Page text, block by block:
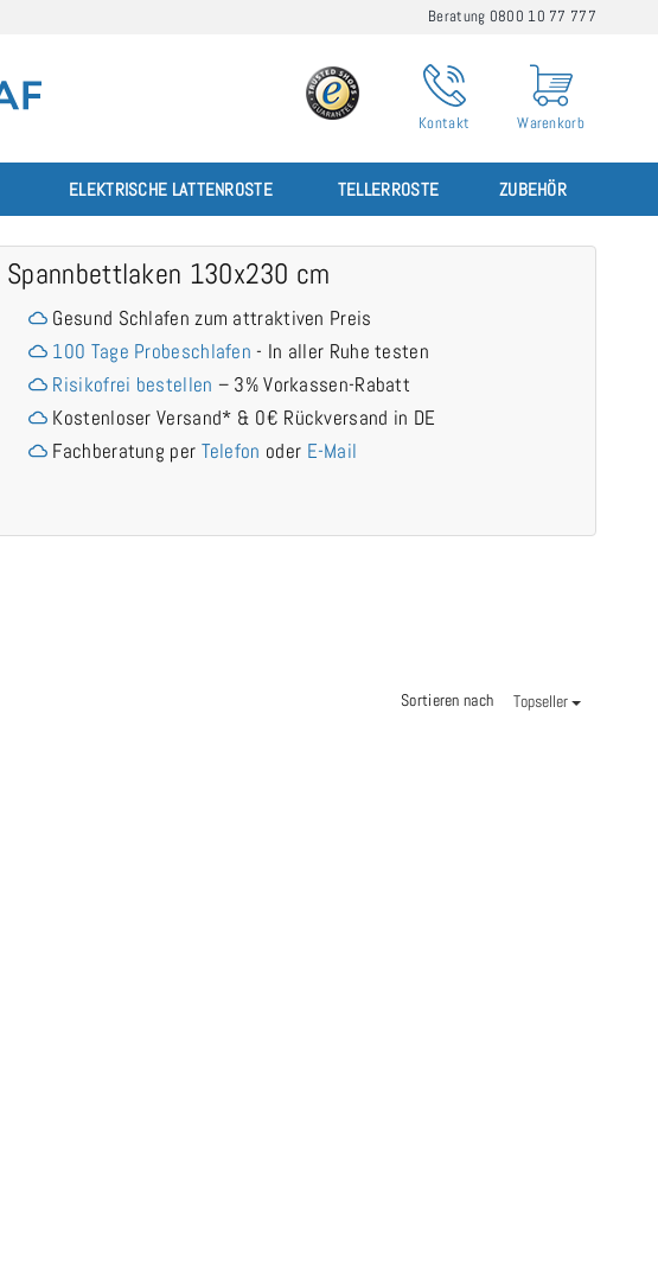
Beratung 0800 10 77 777
Kontakt Warenkorb
ELEKTRISCHE LATTENROSTE TELLERROSTE ZUBEHÖR
Spannbettlaken 130x230 cm
Gesund Schlafen zum attraktiven Preis
100 Tage Probeschlafen - In aller Ruhe testen
Risikofrei bestellen – 3% Vorkassen-Rabatt
Kostenloser Versand* & 0€ Rückversand in DE
Fachberatung per Telefon oder E-Mail
Sortieren nach Topseller